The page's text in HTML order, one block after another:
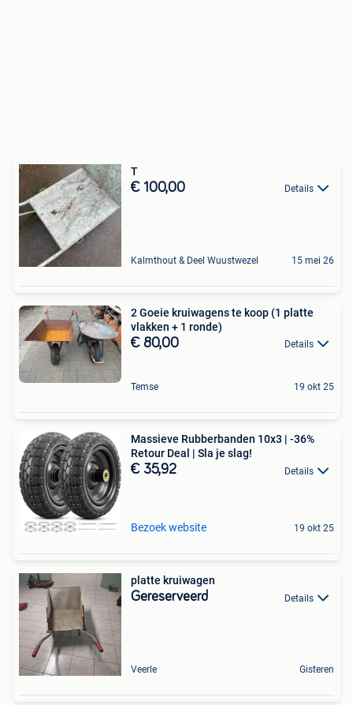
T
€ 100,00 Details
Kalmthout & Deel Wuustwezel 15 mei 26
2 Goeie kruiwagens te koop (1 platte
vlakken + 1 ronde)
€ 80,00 Details
Temse 19 okt 25
Massieve Rubberbanden 10x3 | -36%
Retour Deal | Sla je slag!
€ 35,92 Details
Bezoek website 19 okt 25
platte kruiwagen
Gereserveerd Details
Veerle Gisteren